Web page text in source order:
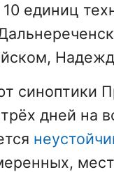
10 единиц
синоптики
дней на